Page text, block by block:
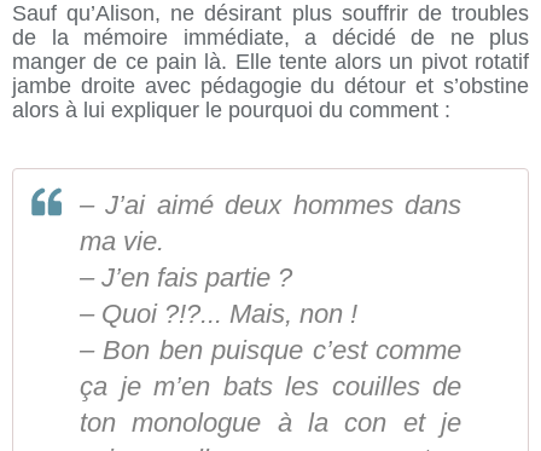
Sauf qu’Alison, ne désirant plus souffrir de troubles
de la mémoire immédiate, a décidé de ne plus
manger de ce pain là. Elle tente alors un pivot rotatif
jambe droite avec pédagogie du détour et s’obstine
alors à lui expliquer le pourquoi du comment :
– J’ai aimé deux hommes dans
ma vie.
– J’en fais partie ?
– Quoi ?!?... Mais, non !
– Bon ben puisque c’est comme
ça je m’en bats les couilles de
ton monologue à la con et je